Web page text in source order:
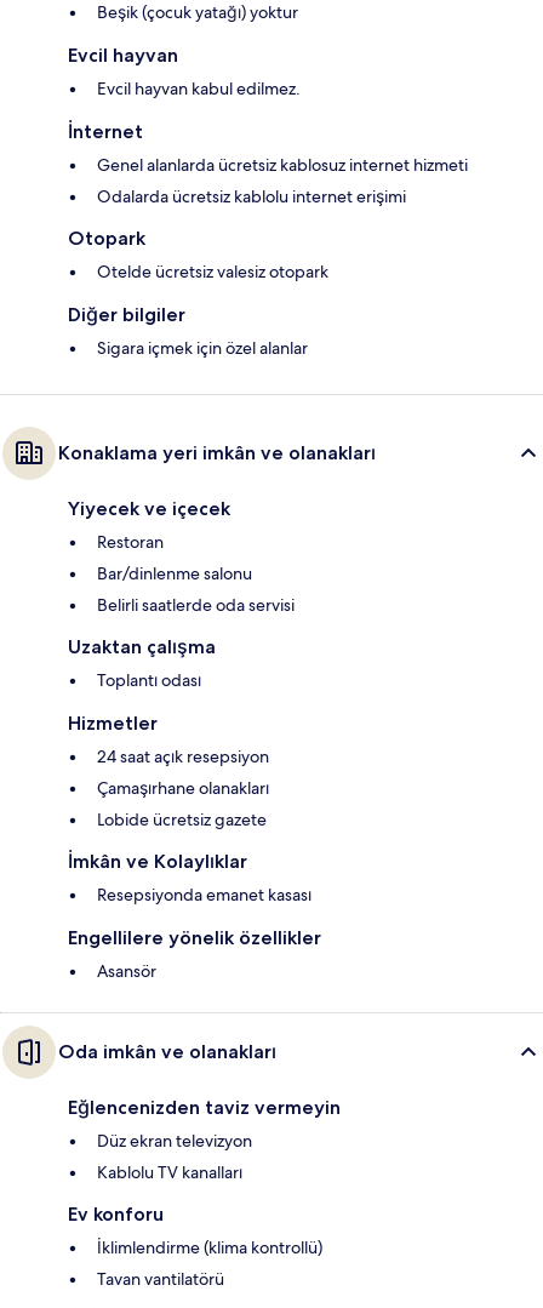
Beşik (çocuk yatağı) yoktur
Evcil hayvan
Evcil hayvan kabul edilmez.
İnternet
Genel alanlarda ücretsiz kablosuz internet hizmeti
Odalarda ücretsiz kablolu internet erişimi
Otopark
Otelde ücretsiz valesiz otopark
Diğer bilgiler
Sigara içmek için özel alanlar
Konaklama yeri imkân ve olanakları
Yiyecek ve içecek
Restoran
Bar/dinlenme salonu
Belirli saatlerde oda servisi
Uzaktan çalışma
Toplantı odası
Hizmetler
24 saat açık resepsiyon
Çamaşırhane olanakları
Lobide ücretsiz gazete
İmkân ve Kolaylıklar
Resepsiyonda emanet kasası
Engellilere yönelik özellikler
Asansör
Oda imkân ve olanakları
Eğlencenizden taviz vermeyin
Düz ekran televizyon
Kablolu TV kanalları
Ev konforu
İklimlendirme (klima kontrollü)
Tavan vantilatörü